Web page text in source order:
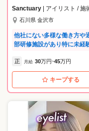
Sanctuary | アイリスト / 施
石川県 金沢市
他社にない多様な働き方
部研修施設があり特に未経
る・全パートナーの豊かな
ちのお仕事はお客様あって
はお客様に喜んで頂くこと
溢れるSanctuaryで一緒に
正 月給 30万円~45万円
キープする